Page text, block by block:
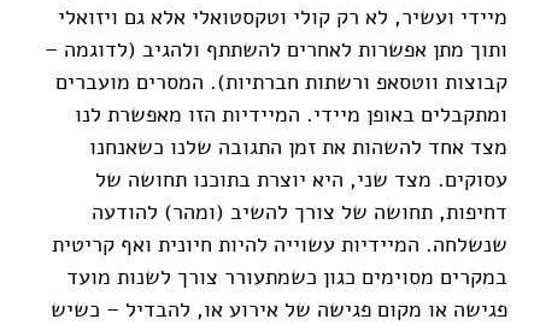
מיידי ועשיר, לא רק קולי וטקסטואלי אלא גם ויזואלי
ותוך מתן אפשרות לאחרים להשתתף ולהגיב (לדוגמה –
קבוצות ווטסאפ ורשתות חברתיות). המסרים מועברים
ומתקבלים באופן מיידי. המיידיות הזו מאפשרת לנו
מצד אחד להשהות את זמן התגובה שלנו כשאנחנו
עסוקים. מצד שני, היא יוצרת בתוכנו תחושה של
דחיפות, תחושה של צורך להשיב (ומהר) להודעה
שנשלחה. המיידיות עשוייה להיות חיונית ואף קריטית
במקרים מסוימים כגון כשמתעורר צורך לשנות מועד
פגישה או מקום פגישה של אירוע או, להבדיל – כשיש